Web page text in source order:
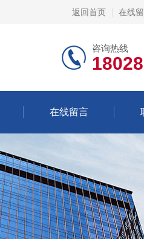
返回首页 在线
咨询热线
在线留言